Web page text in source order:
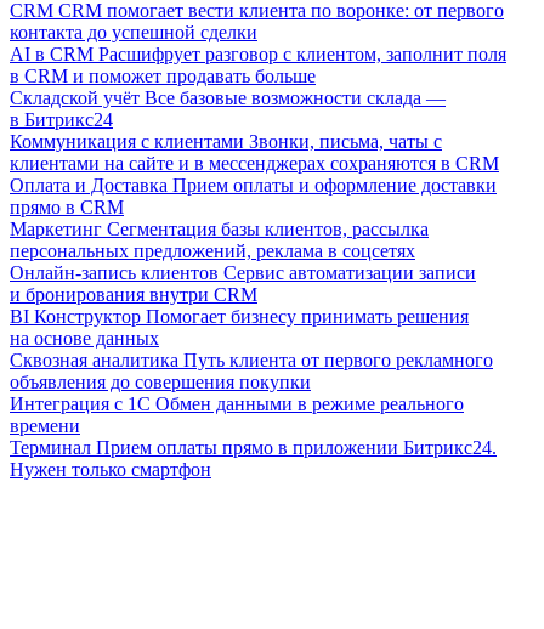
CRM CRM помогает вести клиента по воронке: от первого
контакта до успешной сделки
AI в CRM Расшифрует разговор с клиентом, заполнит поля
в CRM и поможет продавать больше
Складской учёт Все базовые возможности склада —
в Битрикс24
Коммуникация с клиентами Звонки, письма, чаты с
клиентами на сайте и в мессенджерах сохраняются в CRM
Оплата и Доставка Прием оплаты и оформление доставки
прямо в CRM
Маркетинг Сегментация базы клиентов, рассылка
персональных предложений, реклама в соцсетях
Онлайн-запись клиентов Сервис автоматизации записи
и бронирования внутри CRM
BI Конструктор Помогает бизнесу принимать решения
на основе данных
Сквозная аналитика Путь клиента от первого рекламного
объявления до совершения покупки
Интеграция с 1С Обмен данными в режиме реального
времени
Терминал Прием оплаты прямо в приложении Битрикс24.
Нужен только смартфон